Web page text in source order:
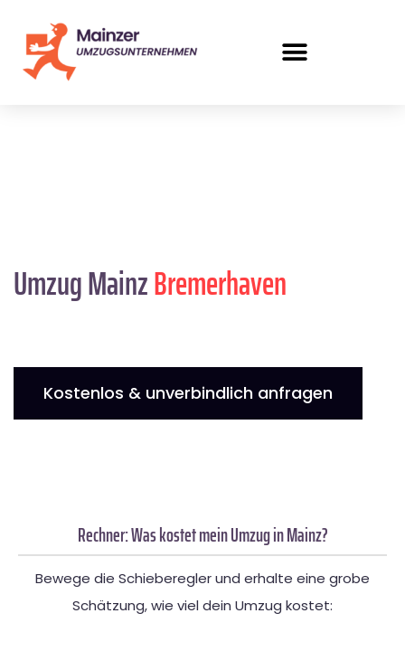
Umzug MainzBremer­haven
Kostenlos & unverbindlich anfragen
Rechner: Was kostet mein Umzug in Mainz?
Bewege die Schieberegler und erhalte eine grobe
Schätzung, wie viel dein Umzug kostet: